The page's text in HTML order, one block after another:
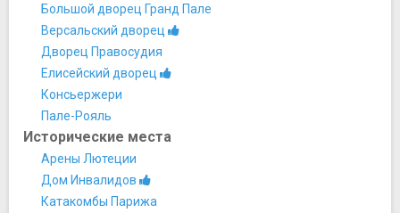
Большой дворец Гранд Пале
Версальский дворец
Дворец Правосудия
Елисейский дворец
Консьержери
Пале-Рояль
Исторические места
Арены Лютеции
Дом Инвалидов
Катакомбы Парижа